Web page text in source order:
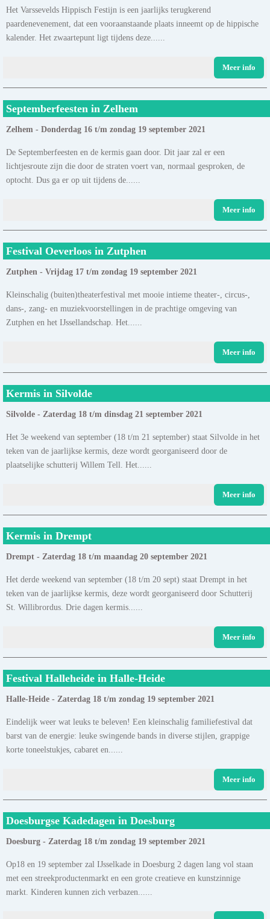
Het Varssevelds Hippisch Festijn is een jaarlijks terugkerend
paardenevenement, dat een vooraanstaande plaats inneemt op de hippische
kalender. Het zwaartepunt ligt tijdens deze......
Meer info
Septemberfeesten in Zelhem
Zelhem - Donderdag 16 t/m zondag 19 september 2021
De Septemberfeesten en de kermis gaan door. Dit jaar zal er een
lichtjesroute zijn die door de straten voert van, normaal gesproken, de
optocht. Dus ga er op uit tijdens de......
Meer info
Festival Oeverloos in Zutphen
Zutphen - Vrijdag 17 t/m zondag 19 september 2021
Kleinschalig (buiten)theaterfestival met mooie intieme theater-, circus-,
dans-, zang- en muziekvoorstellingen in de prachtige omgeving van
Zutphen en het IJssellandschap. Het......
Meer info
Kermis in Silvolde
Silvolde - Zaterdag 18 t/m dinsdag 21 september 2021
Het 3e weekend van september (18 t/m 21 september) staat Silvolde in het
teken van de jaarlijkse kermis, deze wordt georganiseerd door de
plaatselijke schutterij Willem Tell. Het......
Meer info
Kermis in Drempt
Drempt - Zaterdag 18 t/m maandag 20 september 2021
Het derde weekend van september (18 t/m 20 sept) staat Drempt in het
teken van de jaarlijkse kermis, deze wordt georganiseerd door Schutterij
St. Willibrordus. Drie dagen kermis......
Meer info
Festival Halleheide in Halle-Heide
Halle-Heide - Zaterdag 18 t/m zondag 19 september 2021
Eindelijk weer wat leuks te beleven! Een kleinschalig familiefestival dat
barst van de energie: leuke swingende bands in diverse stijlen, grappige
korte toneelstukjes, cabaret en......
Meer info
Doesburgse Kadedagen in Doesburg
Doesburg - Zaterdag 18 t/m zondag 19 september 2021
Op18 en 19 september zal IJsselkade in Doesburg 2 dagen lang vol staan
met een streekproductenmarkt en een grote creatieve en kunstzinnige
markt. Kinderen kunnen zich verbazen......